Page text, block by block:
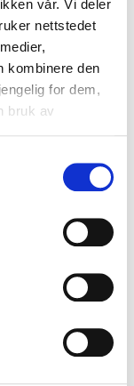
vår. Vi deler
nettstedet
kombinere den
for dem,
bruk av
lakkert utførelse
utstyre
I vårt eget
store